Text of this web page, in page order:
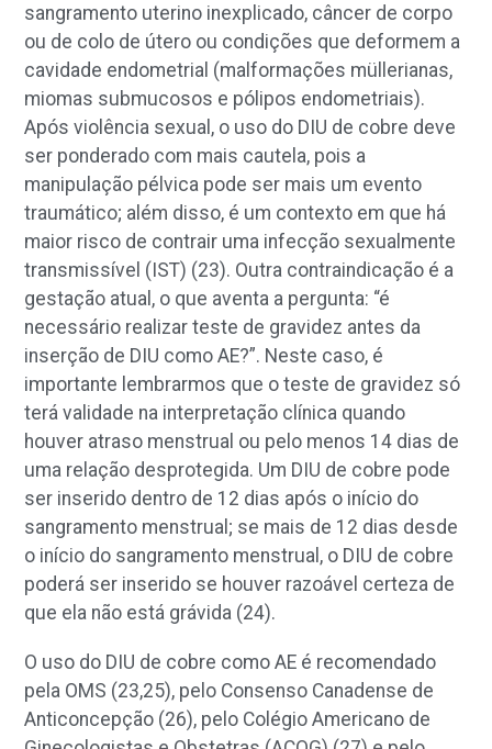
sangramento uterino inexplicado, câncer de corpo
ou de colo de útero ou condições que deformem a
cavidade endometrial (malformações müllerianas,
miomas submucosos e pólipos endometriais).
Após violência sexual, o uso do DIU de cobre deve
ser ponderado com mais cautela, pois a
manipulação pélvica pode ser mais um evento
traumático; além disso, é um contexto em que há
maior risco de contrair uma infecção sexualmente
transmissível (IST) (23). Outra contraindicação é a
gestação atual, o que aventa a pergunta: “é
necessário realizar teste de gravidez antes da
inserção de DIU como AE?”. Neste caso, é
importante lembrarmos que o teste de gravidez só
terá validade na interpretação clínica quando
houver atraso menstrual ou pelo menos 14 dias de
uma relação desprotegida. Um DIU de cobre pode
ser inserido dentro de 12 dias após o início do
sangramento menstrual; se mais de 12 dias desde
o início do sangramento menstrual, o DIU de cobre
poderá ser inserido se houver razoável certeza de
que ela não está grávida (24).
O uso do DIU de cobre como AE é recomendado
pela OMS (23,25), pelo Consenso Canadense de
Anticoncepção (26), pelo Colégio Americano de